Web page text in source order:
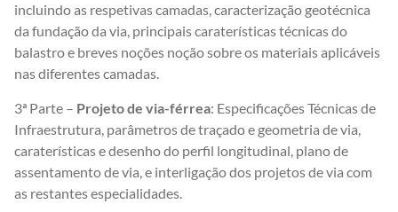
incluindo as respetivas camadas, caracterização geotécnica
da fundação da via, principais caraterísticas técnicas do
balastro e breves noções noção sobre os materiais aplicáveis
nas diferentes camadas.
3ª Parte – Projeto de via-férrea: Especificações Técnicas de
Infraestrutura, parâmetros de traçado e geometria de via,
caraterísticas e desenho do perfil longitudinal, plano de
assentamento de via, e interligação dos projetos de via com
as restantes especialidades.